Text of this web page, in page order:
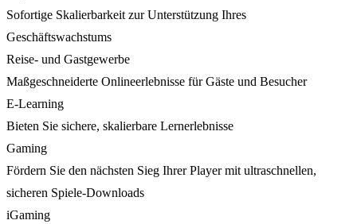
Sofortige Skalierbarkeit zur Unterstützung Ihres
Geschäftswachstums
Reise- und Gastgewerbe
Maßgeschneiderte Onlineerlebnisse für Gäste und Besucher
E-Learning
Bieten Sie sichere, skalierbare Lernerlebnisse
Gaming
Fördern Sie den nächsten Sieg Ihrer Player mit ultraschnellen,
sicheren Spiele-Downloads
iGaming